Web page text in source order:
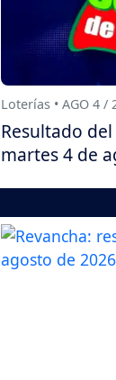
Loterías • AGO 4 /
Resultado
martes 4 de